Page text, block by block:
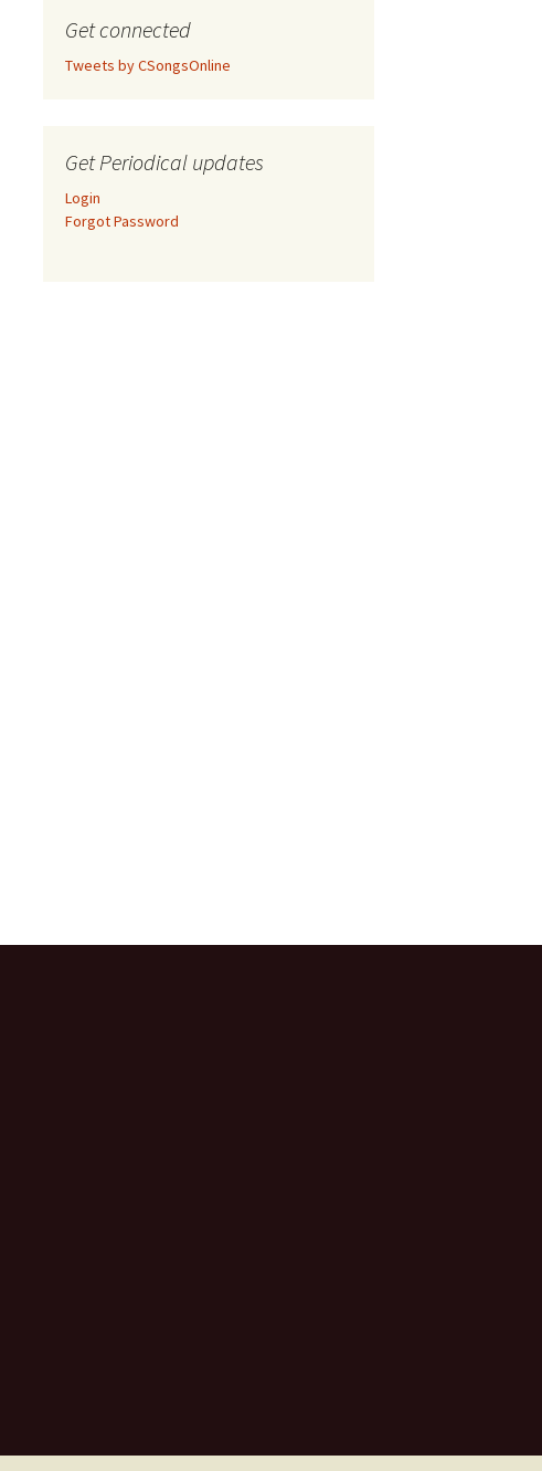
Get connected
Tweets by CSongsOnline
Get Periodical updates
Login
Forgot Password